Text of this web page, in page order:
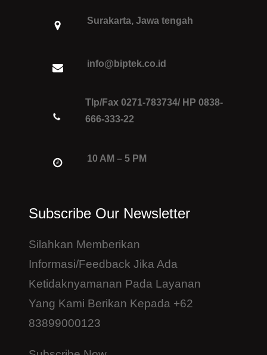
Surakarta, Jawa tengah
info@biptek.co.id
Tlp/Fax 0271-783734/ HP 0838-
666-333-22
10 AM – 5 PM
Subscribe Our Newsletter
Silahkan Memberikan
Informasi/feedback Jika Ada
Ketidaknyamanan Pada Layanan
Yang Kami Berikan Kepada +62
83899000123